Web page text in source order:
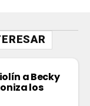
a Becky
los